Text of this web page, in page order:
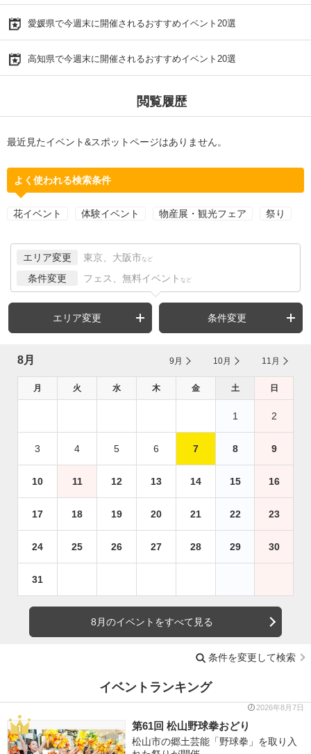
愛媛県で今週末に開催されるおすすめイベント20選
高知県で今週末に開催されるおすすめイベント20選
閲覧履歴
最近見たイベント&スポットページはありません。
よく使われる検索条件
花イベント 体験イベント 物産展・観光フェア 祭り
エリア変更 東京、大阪市 など
条件変更 フェス、無料イベント など
エリア変更 条件変更
8月 9月 10月 11月
月 火 水 木 金 土 日
1 2
3 4 5 6 7 8 9
10 11 12 13 14 15 16
17 18 19 20 21 22 23
24 25 26 27 28 29 30
31
8月のイベントをすべて見る
条件を変更して検索
イベントランキング
2026年8月7日
第61回 松山野球拳おどり
松山市の郷土芸能「野球拳」を取り入